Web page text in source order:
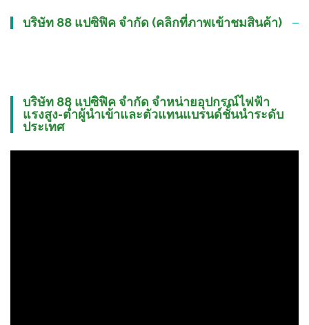
บริษัท 88 แปซิฟิค จำกัด (คลิกที่ภาพเข้าชมสินค้า)
บริษัท 88 แปซิฟิค จำกัด จำหน่ายอุปกรณ์ไฟฟ้า
แรงสูง-ต่ำผู้นำเข้าและตัวแทนแบรนด์ชั้นนำระดับ
ประเทศ